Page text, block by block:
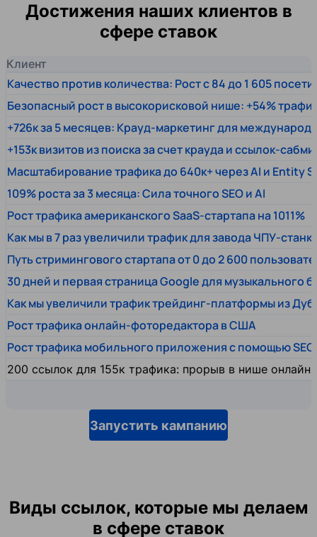
Достижения наших клиентов в
сфере ставок
Клиент
Качество против количества: Рост с 84 до 1 605
Безопасный рост в высокорисковой нише: +54%
+726к за 5 месяцев: Крауд-маркетинг для
+153к визитов из поиска за счет крауда и ссылок-
Масштабирование трафика до 640к+ через AI и Entity
109% роста за 3 месяца: Сила точного SEO и AI
Рост трафика американского SaaS-стартапа на 1011%
Как мы в 7 раз увеличили трафик для завода ЧПУ-
Путь стримингового стартапа от 0 до 2 600
30 дней и первая страница Google для музыкального
Как мы увеличили трафик трейдинг-платформы из
Рост трафика онлайн-фоторедактора в США
Рост трафика мобильного приложения с помощью SEO
200 ссылок для 155к трафика: прорыв в нише
Запустить кампанию
Виды ссылок, которые мы делаем
в сфере ставок